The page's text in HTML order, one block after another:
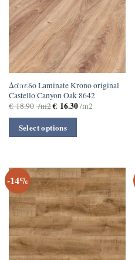
Δάπεδο Laminate Krono original
Castello Canyon Oak 8642
€18.90 /m2€16.30/m2
Select options
-14%